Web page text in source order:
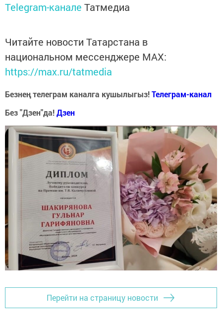
Telegram-канале Татмедиа
Читайте новости Татарстана в
национальном мессенджере MАХ:
https://max.ru/tatmedia
Безнең телеграм каналга кушылыгыз!Телеграм-канал
Без "Дзен"да!Дзен
Перейти на страницу новости